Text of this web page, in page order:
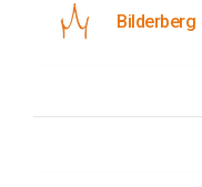
Bilderberg